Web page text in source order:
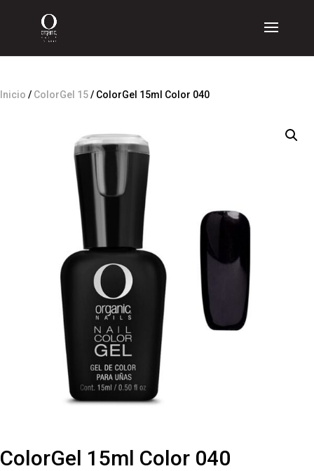
Inicio / ColorGel 15/ ColorGel 15ml Color 040
ColorGel 15ml Color 040